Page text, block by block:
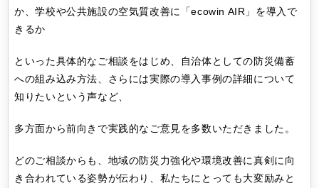
か、学校や公共施設の空気質改善に「ecowin AIR」を導入で
きるか
といった具体的なご相談をはじめ、自治体としての防災備蓄
への組み込み方法、さらには実際の導入事例の詳細について
知りたいという声など、
多方面から前向きで実践的なご意見を多数いただきました。
どのご相談からも、地域の防災力強化や環境改善に真剣に向
き合われている姿勢が伝わり、私たちにとっても大変励みと